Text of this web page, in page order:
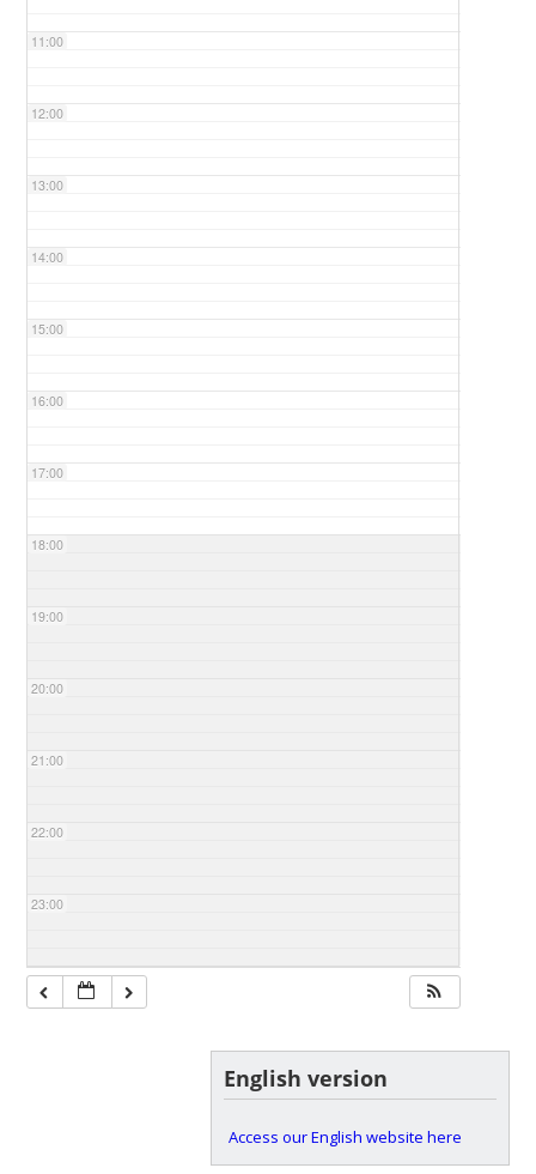
11:00
12:00
13:00
14:00
15:00
16:00
17:00
18:00
19:00
20:00
21:00
22:00
23:00
English version
Access our English website here